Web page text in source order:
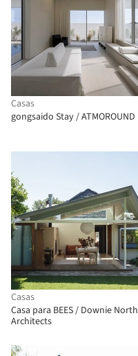
Casas
gongsaido Stay / ATMOROUND
Casas
Casa para BEES / Downie North
Architects